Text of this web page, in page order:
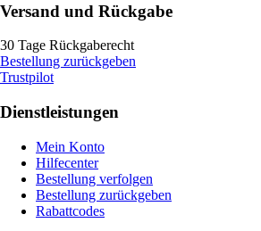
Versand und Rückgabe
30 Tage Rückgaberecht
Bestellung zurückgeben
Trustpilot
Dienstleistungen
Mein Konto
Hilfecenter
Bestellung verfolgen
Bestellung zurückgeben
Rabattcodes